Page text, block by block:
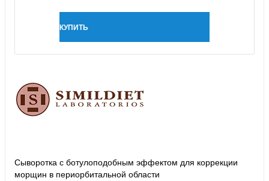
КУПИТЬ
Сыворотка с ботулоподобным эффектом для коррекции
морщин в периорбитальной области